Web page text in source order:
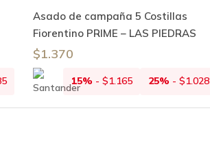
Añadir Al Carrito
Asado de campaña 5 Costillas
Fiorentino PRIME – LAS PIEDRAS
$1.370
15% - $1.165 25% - $1.028